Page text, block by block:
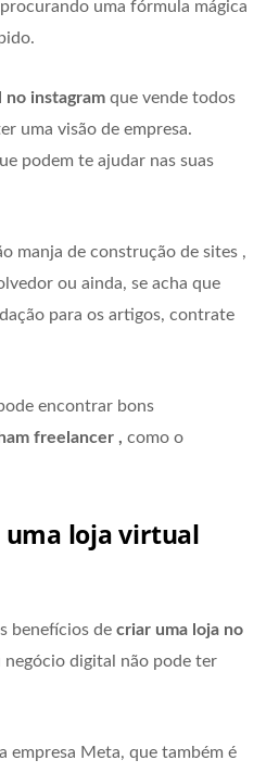
uma fórmula mágica
no instagram que vende todos
uma visão de empresa.
podem te ajudar nas suas
manja de construção de sites ,
ou ainda, se acha que
para os artigos, contrate
encontrar bons
freelancer , como o
uma loja virtual
benefícios de criar uma loja no
negócio digital não pode ter
empresa Meta, que também é